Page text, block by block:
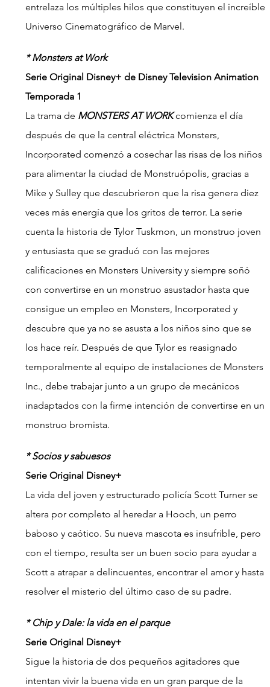
entrelaza los múltiples hilos que constituyen el increíble
Universo Cinematográfico de Marvel.
* Monsters at Work
Serie Original Disney+ de Disney Television Animation
Temporada 1
La trama de MONSTERS AT WORK comienza el día
después de que la central eléctrica Monsters,
Incorporated comenzó a cosechar las risas de los niños
para alimentar la ciudad de Monstruópolis, gracias a
Mike y Sulley que descubrieron que la risa genera diez
veces más energía que los gritos de terror. La serie
cuenta la historia de Tylor Tuskmon, un monstruo joven
y entusiasta que se graduó con las mejores
calificaciones en Monsters University y siempre soñó
con convertirse en un monstruo asustador hasta que
consigue un empleo en Monsters, Incorporated y
descubre que ya no se asusta a los niños sino que se
los hace reír. Después de que Tylor es reasignado
temporalmente al equipo de instalaciones de Monsters
Inc., debe trabajar junto a un grupo de mecánicos
inadaptados con la firme intención de convertirse en un
monstruo bromista.
* Socios y sabuesos
Serie Original Disney+
La vida del joven y estructurado policía Scott Turner se
altera por completo al heredar a Hooch, un perro
baboso y caótico. Su nueva mascota es insufrible, pero
con el tiempo, resulta ser un buen socio para ayudar a
Scott a atrapar a delincuentes, encontrar el amor y hasta
resolver el misterio del último caso de su padre.
* Chip y Dale: la vida en el parque
Serie Original Disney+
Sigue la historia de dos pequeños agitadores que
intentan vivir la buena vida en un gran parque de la